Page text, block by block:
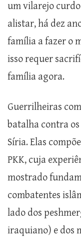
um vilarejo
alistar, há dez
família a fazer o
isso requer
família agora.
Guerrilheiras
batalha contra
Síria. Elas
PKK, cuja
mostrado
combatentes
lado dos
iraquiano) e dos